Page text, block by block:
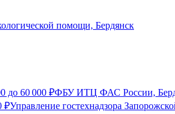
помощи, Бердянск
до 60 000 ₽ФБУ ИТЦ ФАС России,
₽Управление гостехнадзора